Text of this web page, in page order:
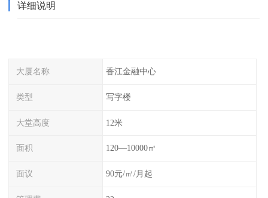
详细说明
大厦名称 香江金融中心
类型 写字楼
大堂高度 12米
面积 120—10000㎡
面议 90元/㎡/月起